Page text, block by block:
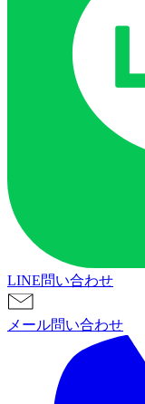
LINE問い合わせ
メール問い合わせ